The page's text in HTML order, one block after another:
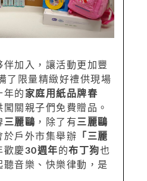
加入，讓活動更加豐
了限量精緻好禮供現場
年的 家庭用紙品牌春
闖關親子們免費贈品。
三麗鷗 ，除了有三麗鷗
於戶外市集舉辦 「三麗
歡慶30週年 的布丁狗也
音樂、快樂律動，是